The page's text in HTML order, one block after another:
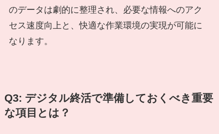
のデータは劇的に整理され、必要な情報へのアク
セス速度向上と、快適な作業環境の実現が可能に
なります。
Q3: デジタル終活で準備しておくべき重要
な項目とは？